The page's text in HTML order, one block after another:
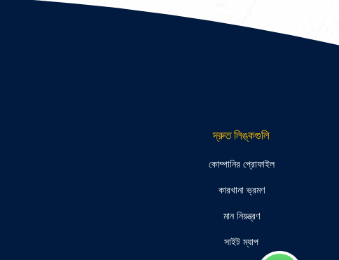
দ্রুত লিঙ্কগুলি
কোম্পানির প্রোফাইল
কারখানা ভ্রমণ
মান নিয়ন্ত্রণ
সাইট ম্যাপ